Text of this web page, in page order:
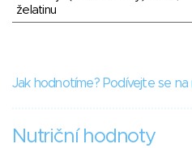
želatinu
Jak hodnotíme? Podívejte se
Nutriční hodnoty